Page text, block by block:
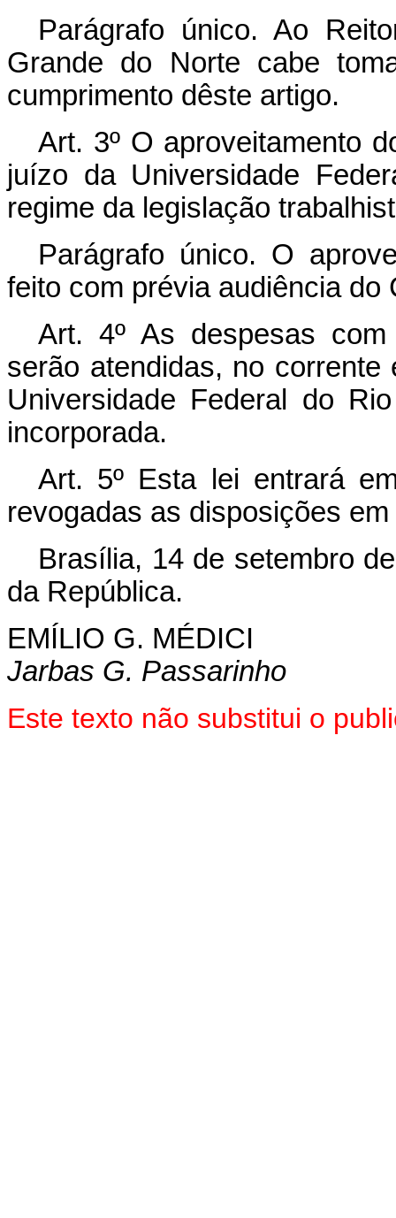
Parágrafo único. Ao
Grande do Norte cabe
cumprimento dêste artigo.
Art. 3º O aproveitamento
juízo da Universidade
regime da legislação
Parágrafo único. O
feito com prévia audiência
Art. 4º As despesas
serão atendidas, no
Universidade Federal do
incorporada.
Art. 5º Esta lei entrará
revogadas as disposições
Brasília, 14 de setembro
da República.
EMÍLIO G. MÉDICI
Jarbas G. Passarinho
Este texto não substitui o